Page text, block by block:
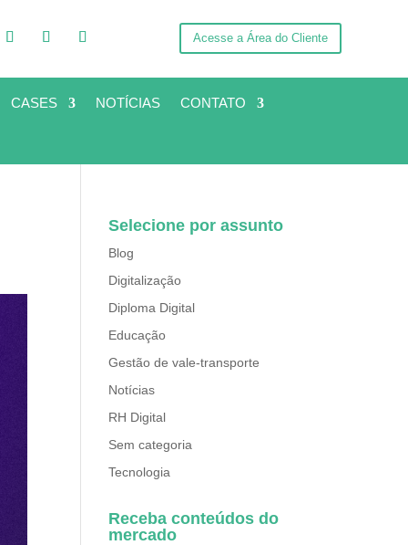
Acesse a Área do Cliente
CASES NOTÍCIAS
CONTATO
Selecione por assunto
Blog
Digitalização
Diploma Digital
Educação
Gestão de vale-transporte
Notícias
RH Digital
Sem categoria
Tecnologia
Receba conteúdos do
mercado